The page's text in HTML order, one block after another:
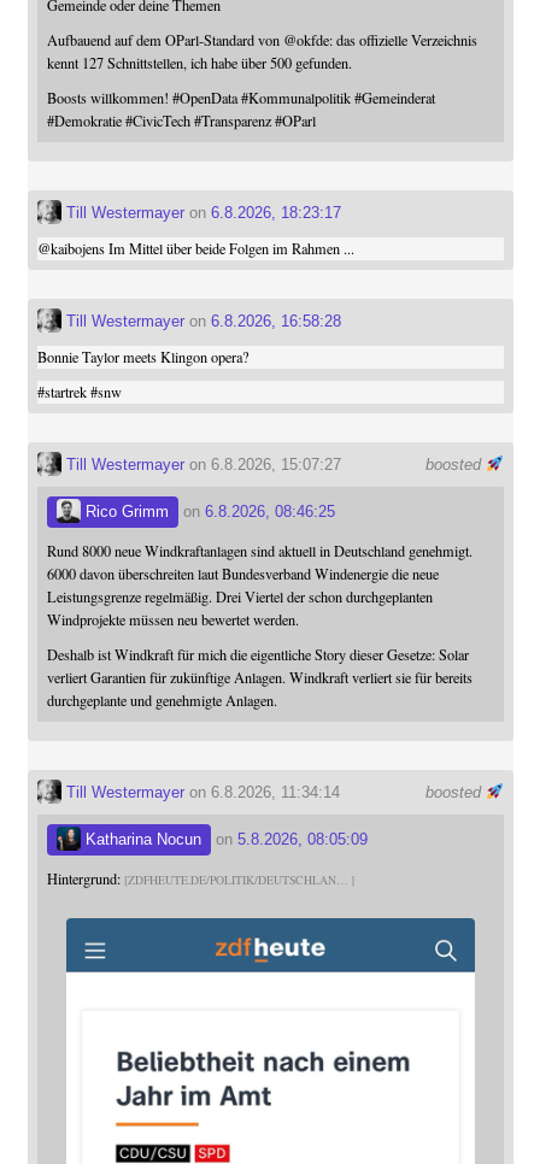
Gemeinde oder deine Themen
Aufbauend auf dem OParl-Standard von @okfde: das offizielle Verzeichnis
kennt 127 Schnittstellen, ich habe über 500 gefunden.
Boosts willkommen! #OpenData #Kommunalpolitik #Gemeinderat
#Demokratie #CivicTech #Transparenz #OParl
Till Westermayeron 6.8.2026, 18:23:17
@kaibojensIm Mittel über beide Folgen im Rahmen ...
Till Westermayeron 6.8.2026, 16:58:28
Bonnie Taylor meets Klingon opera?
#startrek #snw
boosted
Till Westermayeron 6.8.2026, 15:07:27
Rico Grimm on 6.8.2026, 08:46:25
Rund 8000 neue Windkraftanlagen sind aktuell in Deutschland genehmigt.
6000 davon überschreiten laut Bundesverband Windenergie die neue
Leistungsgrenze regelmäßig. Drei Viertel der schon durchgeplanten
Windprojekte müssen neu bewertet werden.
Deshalb ist Windkraft für mich die eigentliche Story dieser Gesetze: Solar
verliert Garantien für zukünftige Anlagen. Windkraft verliert sie für bereits
durchgeplante und genehmigte Anlagen.
boosted
Till Westermayeron 6.8.2026, 11:34:14
Katharina Nocun on 5.8.2026, 08:05:09
Hintergrund: ZDFHEUTE.DE/POLITIK/DEUTSCHLAN